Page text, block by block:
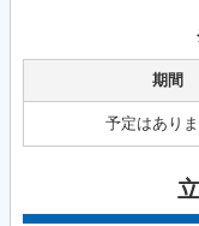
期間
予定はあり